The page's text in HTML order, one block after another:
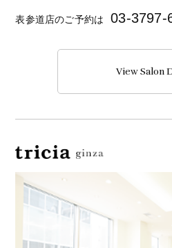
表参道店のご予約は 03-3797-
View Salon